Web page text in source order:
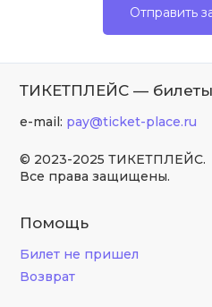
Отправить
ТИКЕТПЛЕЙС — билеты
e-mail: pay@ticket-place.ru
© 2023-2025 ТИКЕТПЛЕЙС.
Все права защищены.
Помощь
Билет не пришел
Возврат